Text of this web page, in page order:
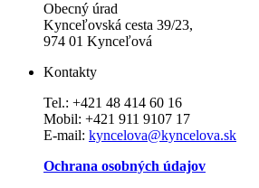
Obecný úrad
Kynceľovská cesta 39/23,
974 01 Kynceľová
Kontakty
Tel.: +421 48 414 60 16
Mobil: +421 911 9107 17
E-mail: kyncelova@kyncelova.sk
Ochrana osobných údajov